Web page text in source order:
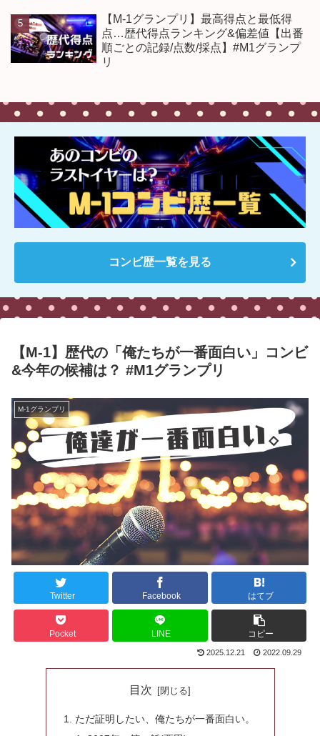
【M-1グランプリ】最高得点と最低得
点…歴代得点ランキング&偏差値【出番
順ごとの記録/点数/採点】#M1グランプ
リ
コンビ歴一覧を見る
【M-1】歴代の「俺たちが一番面白い」コンビ
&今年の候補は？ #M1グランプリ
M-1グランプリ
Twitter Facebook はてブ
Pocket LINE コピー
2025.12.21 2022.09.29
目次
ただ証明したい、俺たちが一番面白い。